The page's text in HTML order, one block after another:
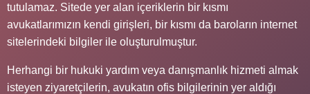
tutulamaz. Sitede yer alan içeriklerin bir kısmı
avukatlarımızın kendi girişleri, bir kısmı da baroların internet
sitelerindeki bilgiler ile oluşturulmuştur.
Herhangi bir hukuki yardım veya danışmanlık hizmeti almak
isteyen ziyaretçilerin, avukatın ofis bilgilerinin yer aldığı